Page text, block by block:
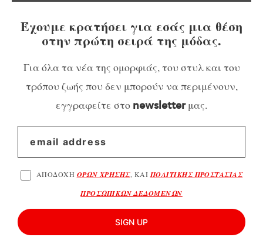
Έχουμε κρατήσει για εσάς μια θέση
στην πρώτη σειρά της μόδας.
Για όλα τα νέα της ομορφιάς, του στυλ και του
τρόπου ζωής που δεν μπορούν να περιμένουν,
εγγραφείτε στο newsletterμας.
ΑΠΟΔΟΧΗ ΟΡΩΝ ΧΡΗΣΗΣ, ΚΑΙ ΠΟΛΙΤΙΚΗΣ ΠΡΟΣΤΑΣΙΑΣ
ΠΡΟΣΩΠΙΚΩΝ ΔΕΔΟΜΕΝΩΝ
SIGN UP